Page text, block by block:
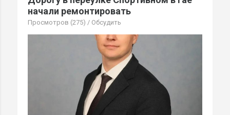
начали ремонтировать
Просмотров (275) / Обсудить